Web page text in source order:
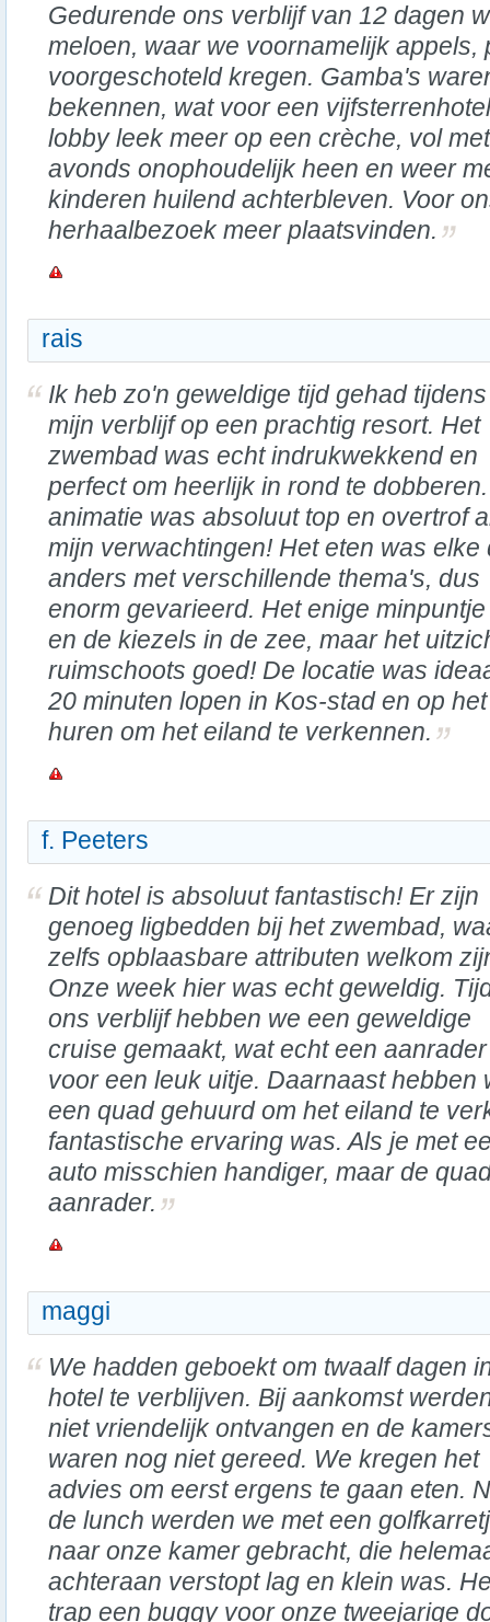
Gedurende ons verblijf van 12 dagen
meloen, waar we voornamelijk appels,
voorgeschoteld kregen. Gamba's
bekennen, wat voor een
lobby leek meer op een crèche, vol
avonds onophoudelijk heen en weer
kinderen huilend achterbleven. Voor
herhaalbezoek meer plaatsvinden.
rais
Ik heb zo'n geweldige tijd gehad tijdens
mijn verblijf op een prachtig resort. Het
zwembad was echt indrukwekkend en
perfect om heerlijk in rond te
animatie was absoluut top en overtrof
mijn verwachtingen! Het eten was elke
anders met verschillende thema's, dus
enorm gevarieerd. Het enige
en de kiezels in de zee, maar het
ruimschoots goed! De locatie was
20 minuten lopen in Kos-stad en op
huren om het eiland te verkennen.
f. Peeters
Dit hotel is absoluut fantastisch! Er zijn
genoeg ligbedden bij het zwembad,
zelfs opblaasbare attributen welkom
Onze week hier was echt geweldig.
ons verblijf hebben we een geweldige
cruise gemaakt, wat echt een
voor een leuk uitje. Daarnaast hebben
een quad gehuurd om het eiland te
fantastische ervaring was. Als je met
auto misschien handiger, maar de
aanrader.
maggi
We hadden geboekt om twaalf dagen
hotel te verblijven. Bij aankomst
niet vriendelijk ontvangen en de
waren nog niet gereed. We kregen het
advies om eerst ergens te gaan eten.
de lunch werden we met een
naar onze kamer gebracht, die
achteraan verstopt lag en klein was.
trap een buggy voor onze tweejarige